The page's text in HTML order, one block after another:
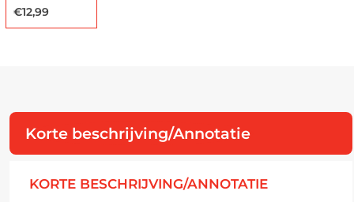
€12,99
Korte beschrijving/Annotatie
KORTE BESCHRIJVING/ANNOTATIE